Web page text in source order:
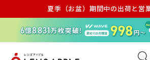
夏季（お盆）期間中の出荷と営